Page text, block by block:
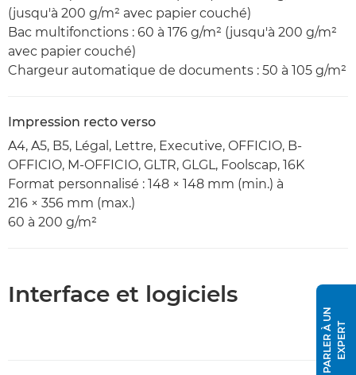
(jusqu'à 200 g/m² avec papier couché)
Bac multifonctions : 60 à 176 g/m² (jusqu'à 200 g/m²
avec papier couché)
Chargeur automatique de documents : 50 à 105 g/m²
Impression recto verso
A4, A5, B5, Légal, Lettre, Executive, OFFICIO, B-
OFFICIO, M-OFFICIO, GLTR, GLGL, Foolscap, 16K
Format personnalisé : 148 × 148 mm (min.) à
216 × 356 mm (max.)
60 à 200 g/m²
Interface et logiciels
P
A
R
L
E
R
À
U
N
E
X
P
E
RT